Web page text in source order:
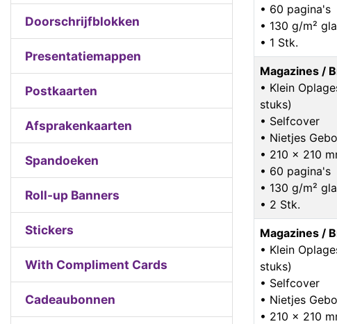
Doorschrijfblokken
Presentatiemappen
Postkaarten
Afsprakenkaarten
Spandoeken
Roll-up Banners
Stickers
With Compliment Cards
Cadeaubonnen
• 60 pagina's
• 130 g/m²
• 1 Stk.
Magazines /
• Klein
stuks)
• Selfcover
• Nietjes
• 210 x 210
• 60 pagina's
• 130 g/m²
• 2 Stk.
Magazines /
• Klein
stuks)
• Selfcover
• Nietjes
• 210 x 210